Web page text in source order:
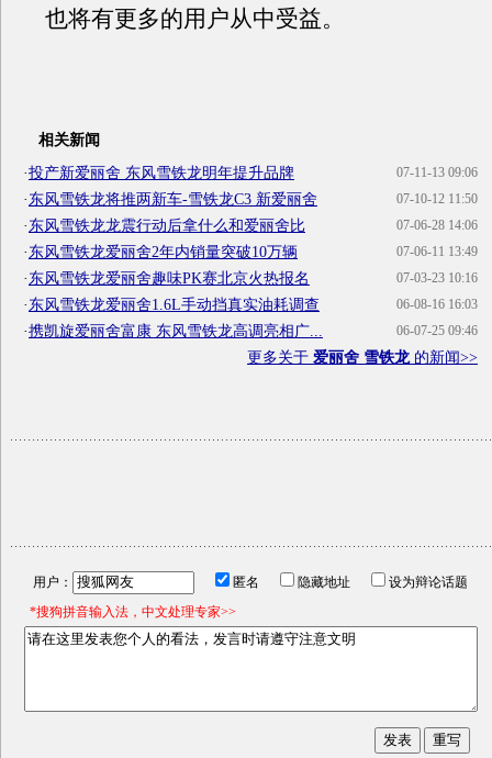
也将有更多的用户从中受益。
相关新闻
07-11-13 09:06
·投产新爱丽舍 东风雪铁龙明年提升品牌
07-10-12 11:50
·东风雪铁龙将推两新车-雪铁龙C3 新爱丽舍
07-06-28 14:06
·东风雪铁龙龙震行动后拿什么和爱丽舍比
07-06-11 13:49
·东风雪铁龙爱丽舍2年内销量突破10万辆
07-03-23 10:16
·东风雪铁龙爱丽舍趣味PK赛北京火热报名
06-08-16 16:03
·东风雪铁龙爱丽舍1.6L手动挡真实油耗调查
06-07-25 09:46
·携凯旋爱丽舍富康 东风雪铁龙高调亮相广...
更多关于 爱丽舍 雪铁龙 的新闻>>
用户： 匿名 隐藏地址
设为辩论话题
*搜狗拼音输入法，中文处理专家>>